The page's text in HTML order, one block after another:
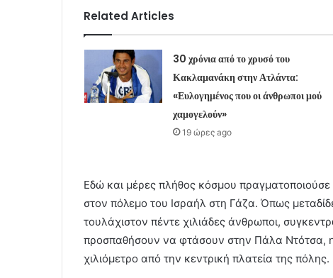
Related Articles
30 χρόνια από το χρυσό του
Κακλαμανάκη στην Ατλάντα:
«Ευλογημένος που οι άνθρωποι μού
χαμογελούν»
19 ώρες ago
Εδώ και μέρες πλήθος κόσμου
στον πόλεμο του Ισραήλ στη Γάζα. Όπως
τουλάχιστον πέντε χιλιάδες άνθρωποι,
προσπαθήσουν να φτάσουν στην Πάλα Ντότσα, η
χιλιόμετρο από την κεντρική πλατεία της πόλης.